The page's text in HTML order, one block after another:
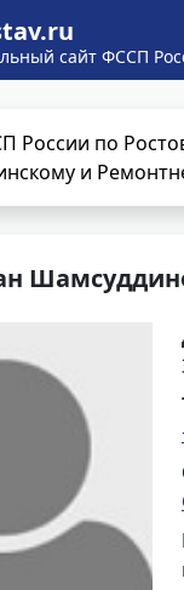
сайт ФССП
России по
и